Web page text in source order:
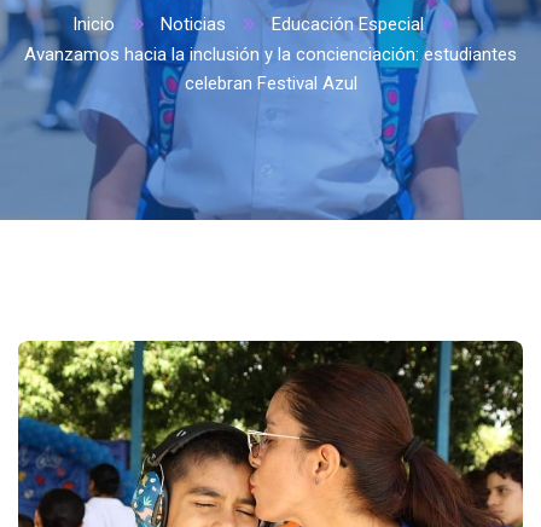
Inicio Noticias
Educación Especial
Avanzamos hacia la inclusión y la concienciación: estudiantes
celebran Festival Azul